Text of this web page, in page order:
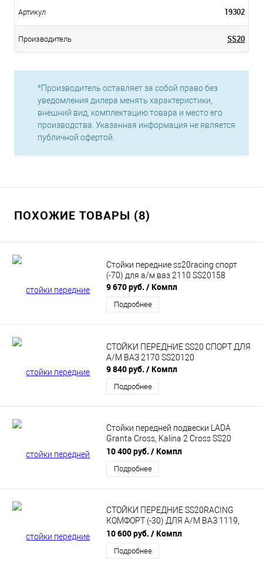
Артикул 19302
Производитель SS20
*Производитель оставляет за собой право без
уведомления дилера менять характеристики,
внешний вид, комплектацию товара и место его
производства. Указанная информация не является
публичной офертой.
ПОХОЖИЕ ТОВАРЫ (8)
Стойки передние ss20racing спорт
(-70) для а/м ваз 2110 SS20158
9 670 руб. / Компл
Подробнее
СТОЙКИ ПЕРЕДНИЕ SS20 СПОРТ ДЛЯ
А/М ВАЗ 2170 SS20120
9 840 руб. / Компл
Подробнее
Стойки передней подвески LADA
Granta Cross, Kalina 2 Cross SS20
Стандарт SS20496
10 400 руб. / Компл
Подробнее
СТОЙКИ ПЕРЕДНИЕ SS20RACING
КОМФОРТ (-30) ДЛЯ А/М ВАЗ 1119,
КАЛИНА SS20207
10 600 руб. / Компл
Подробнее